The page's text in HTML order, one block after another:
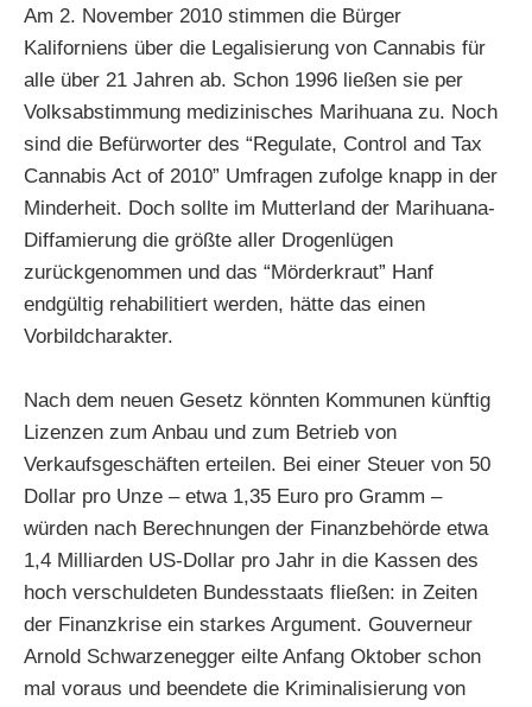
Am 2. November 2010 stimmen die Bürger
Kaliforniens über die Legalisierung von Cannabis für
alle über 21 Jahren ab. Schon 1996 ließen sie per
Volksabstimmung medizinisches Marihuana zu. Noch
sind die Befürworter des “Regulate, Control and Tax
Cannabis Act of 2010” Umfragen zufolge knapp in der
Minderheit. Doch sollte im Mutterland der Marihuana-
Diffamierung die größte aller Drogenlügen
zurückgenommen und das “Mörderkraut” Hanf
endgültig rehabilitiert werden, hätte das einen
Vorbildcharakter.
Nach dem neuen Gesetz könnten Kommunen künftig
Lizenzen zum Anbau und zum Betrieb von
Verkaufsgeschäften erteilen. Bei einer Steuer von 50
Dollar pro Unze – etwa 1,35 Euro pro Gramm –
würden nach Berechnungen der Finanzbehörde etwa
1,4 Milliarden US-Dollar pro Jahr in die Kassen des
hoch verschuldeten Bundesstaats fließen: in Zeiten
der Finanzkrise ein starkes Argument. Gouverneur
Arnold Schwarzenegger eilte Anfang Oktober schon
mal voraus und beendete die Kriminalisierung von